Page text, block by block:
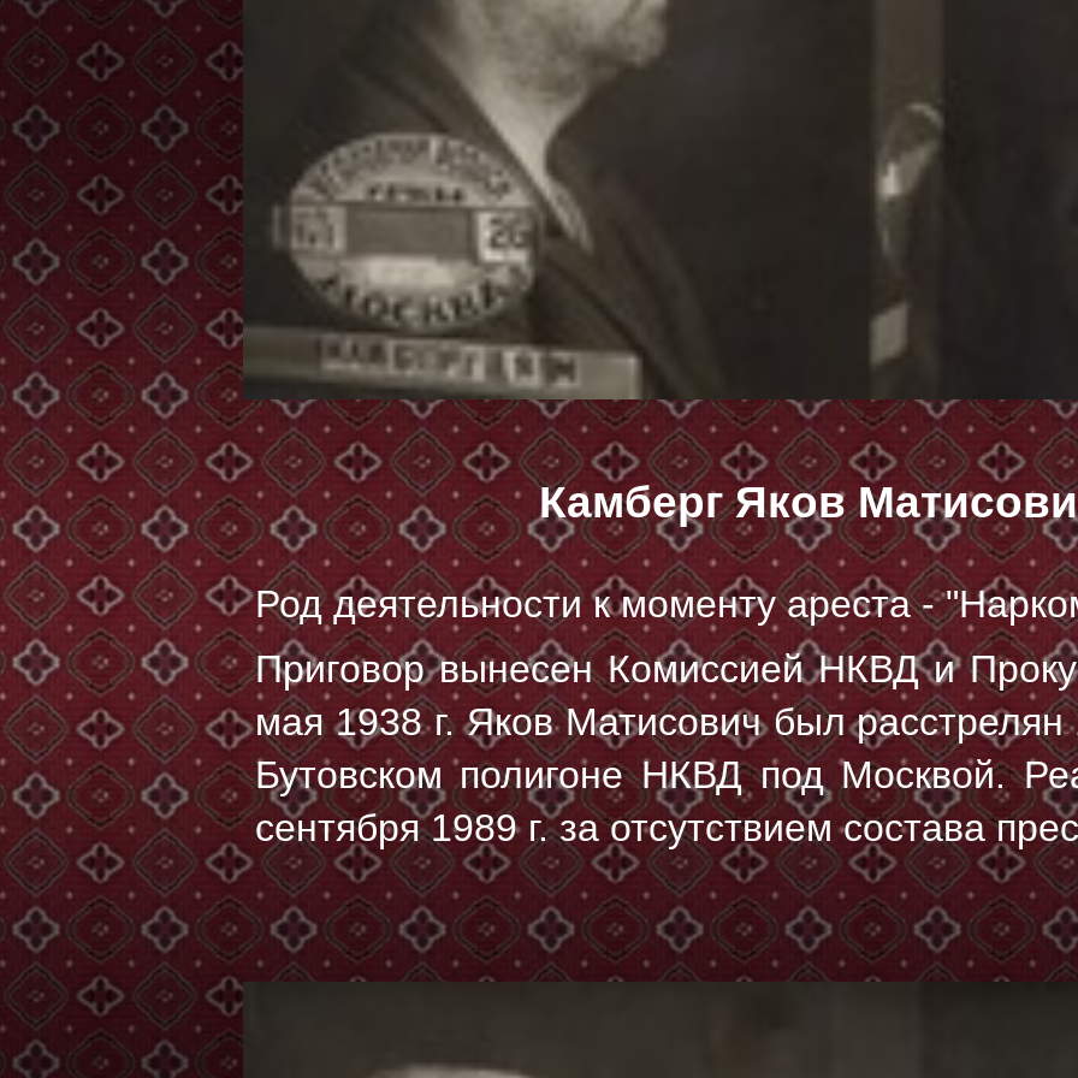
Камберг Яков
Род деятельности к моменту ареста -
Приговор вынесен Комиссией НКВД и
мая 1938 г. Яков Матисович был расстрелян
Бутовском полигоне НКВД под Москвой.
сентября 1989 г. за отсутствием состава